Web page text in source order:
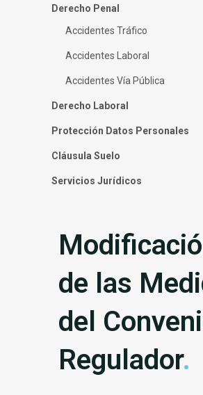
Derecho Penal
Accidentes Tráfico
Accidentes Laboral
Accidentes Vía Pública
Derecho Laboral
Protección Datos Personales
Cláusula Suelo
Servicios Jurídicos
de las
del
Regulador.